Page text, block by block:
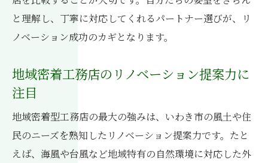
と理解し、丁寧に対応してくれるパートナー選びが、リ
ノベーション成功のカギとなります。
地域密着工務店のリノベーション提案力に
注目
地域密着型工務店の最大の強みは、いわき市の風土や住
民のニーズを熟知したリノベーション提案力です。たと
えば、海風や台風など地域特有の自然環境に対応した外